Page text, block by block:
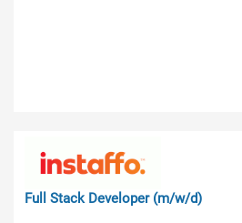
Full Stack Developer (m/w/d)